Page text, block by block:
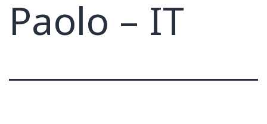
Paolo – IT